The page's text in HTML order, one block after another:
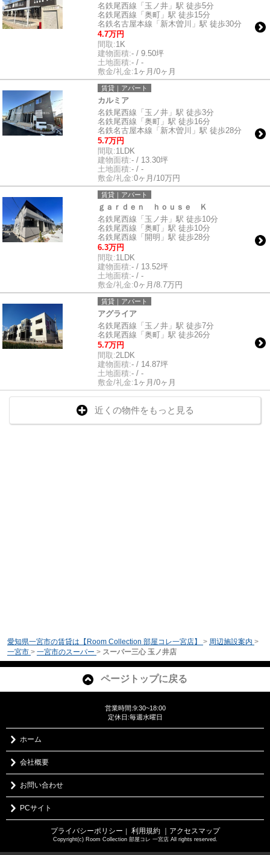
名鉄尾西線「玉ノ井」駅 徒歩5分
名鉄尾西線「奥町」駅 徒歩15分
名鉄名古屋本線「新木曽川」駅 徒歩30分
4.7万円
間取:1K
建物面積:- / 9.50坪
土地面積:- / -
敷金/礼金:1ヶ月/0ヶ月
賃貸｜アパート
カルミア
名鉄尾西線「玉ノ井」駅 徒歩3分
名鉄尾西線「奥町」駅 徒歩16分
名鉄名古屋本線「新木曽川」駅 徒歩28分
5.7万円
間取:1LDK
建物面積:- / 13.30坪
土地面積:- / -
敷金/礼金:0ヶ月/10万円
賃貸｜アパート
ｇａｒｄｅｎ ｈｏｕｓｅ Ｋ
名鉄尾西線「玉ノ井」駅 徒歩10分
名鉄尾西線「奥町」駅 徒歩10分
名鉄尾西線「開明」駅 徒歩28分
6.3万円
間取:1LDK
建物面積:- / 13.52坪
土地面積:- / -
敷金/礼金:0ヶ月/8.7万円
賃貸｜アパート
アグライア
名鉄尾西線「玉ノ井」駅 徒歩7分
名鉄尾西線「奥町」駅 徒歩26分
5.7万円
間取:2LDK
建物面積:- / 14.87坪
土地面積:- / -
敷金/礼金:1ヶ月/0ヶ月
近くの物件をもっと見る
愛知県一宮市の賃貸は【Room Collection 部屋コレ一宮店】 > 周辺施設案内 >
一宮市 > 一宮市のスーパー > スーパー三心 玉ノ井店
ページトップに戻る
営業時間:9:30~18:00
定休日:毎週水曜日
ホーム
会社概要
お問い合わせ
PCサイト
プライバシーポリシー ｜ 利用規約 ｜アクセスマップ
Copyright(c) Room Collection 部屋コレ 一宮店 All rights reserved.